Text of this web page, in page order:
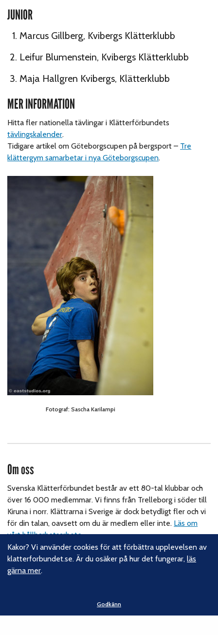
JUNIOR
Marcus Gillberg, Kvibergs Klätterklubb
Leifur Blumenstein, Kvibergs Klätterklubb
Maja Hallgren Kvibergs, Klätterklubb
MER INFORMATION
Hitta fler nationella tävlingar i Klätterförbundets
tävlingskalender.
Tidigare artikel om Göteborgscupen på bergsport – Tre
klättergym samarbetar i nya Göteborgscupen.
Fotograf: Sascha Karilampi
Om oss
Svenska Klätterförbundet består av ett 80-tal klubbar och
över 16 000 medlemmar. Vi finns från Trelleborg i söder till
Kiruna i norr. Klättrarna i Sverige är dock betydligt fler och vi
för din talan, oavsett om du är medlem eller inte. Läs om
vårt hållbarhetsarbete.
Följ oss
Kakor? Vi använder cookies för att förbättra upplevelsen av
klatterforbundet.se. Är du osäker på hur det fungerar,läs
gärna mer.
Godkänn